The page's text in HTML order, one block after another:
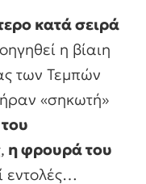
κατά σειρά
η βίαιη
των Τεμπών
«σηκωτή»
η φρουρά του
εντολές…